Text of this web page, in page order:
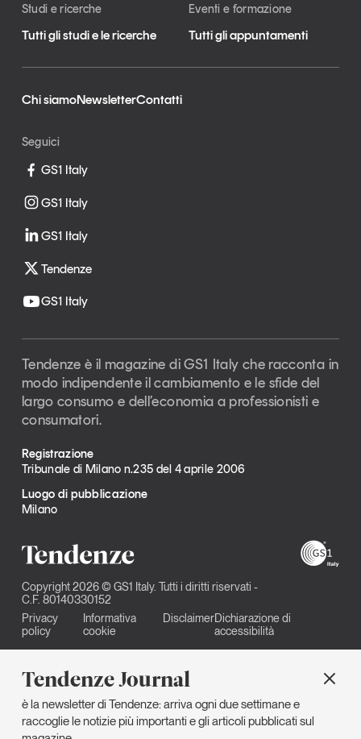
Tendenze Journal
è la newsletter di Tendenze: arriva ogni due settimane e
raccoglie le notizie più importanti e gli articoli pubblicati sul
Studi e ricerche
Tutti gli studi e le ricerche
Eventi e formazione
Tutti gli appuntamenti
Chi siamoNewsletterContatti
Seguici
GS1 Italy
GS1 Italy
GS1 Italy
Tendenze
GS1 Italy
Tendenze è il magazine di GS1 Italy che racconta in
modo indipendente il cambiamento e le sfide del
largo consumo e dell’economia a professionisti e
consumatori.
Registrazione
Tribunale di Milano n.235 del 4 aprile 2006
Luogo di pubblicazione
Milano
Copyright 2026 © GS1 Italy. Tutti i diritti riservati -
C.F. 80140330152
Privacy
policy
Informativa
cookie
DisclaimerDichiarazione di
accessibilità